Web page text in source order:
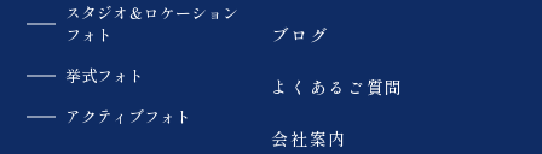
スタジオ＆ロケーション
フォト
挙式フォト
アクティブフォト
ブログ
よくあるご質問
会社案内